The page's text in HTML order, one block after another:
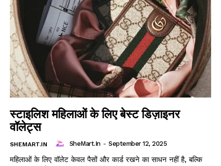
स्टाइलिश महिलाओं के लिए बेस्ट डिज़ाइनर
वॉलेट्स
SHEMART.IN SheMart.in - September 12, 2025
महिलाओं के लिए वॉलेट केवल पैसों और कार्ड रखने का साधन नहीं है, बल्कि